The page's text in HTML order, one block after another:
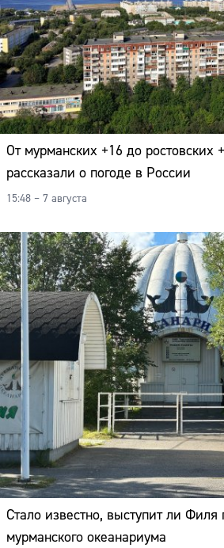
От мурманских +16 до ростовских
рассказали о погоде в России
15:48 – 7 августа
Стало известно, выступит ли Филя
мурманского океанариума